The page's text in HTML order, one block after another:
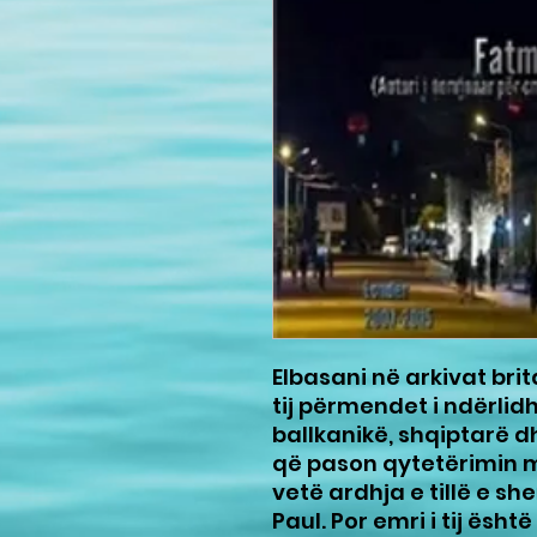
Elbasani në arkivat
tij përmendet i
ballkanikë, shqiptarë
që pason qytetërimin
vetë ardhja e tillë e
Paul. Por emri i tij